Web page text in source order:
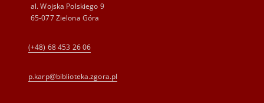
al. Wojska Polskiego 9
65-077 Zielona Góra
(+48) 68 453 26 06
p.karp@biblioteka.zgora.pl